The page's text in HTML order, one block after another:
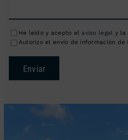
He leído y acepto el aviso legal y la
Autorizo el envío de información de
Enviar